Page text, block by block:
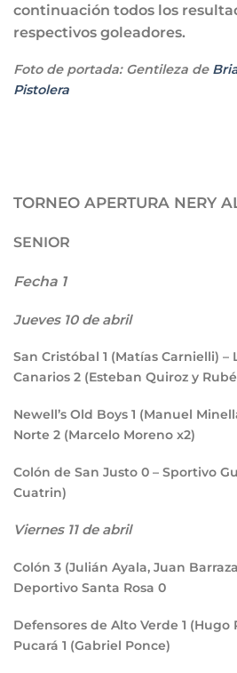
continuación todos los
respectivos goleadores.
Foto de portada: Gentileza de
Pistolera
TORNEO APERTURA NERY
SENIOR
Fecha 1
Jueves 10 de abril
San Cristóbal 1 (Matías Carnielli) –
Canarios 2 (Esteban Quiroz y
Newell’s Old Boys 1 (Manuel
Norte 2 (Marcelo Moreno x2)
Colón de San Justo 0 – Sportivo
Cuatrin)
Viernes 11 de abril
Colón 3 (Julián Ayala, Juan
Deportivo Santa Rosa 0
Defensores de Alto Verde 1 (Hugo
Pucará 1 (Gabriel Ponce)